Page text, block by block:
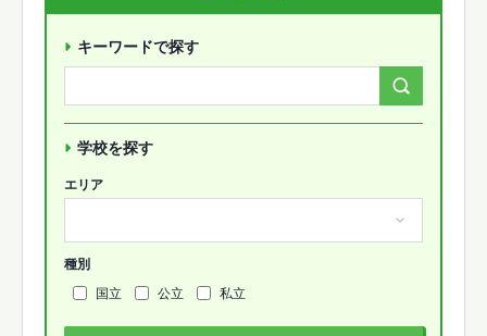
キーワードで探す
学校を探す
エリア
種別
国立
公立 私立